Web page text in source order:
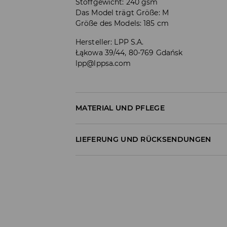
Stoffgewicht: 240 gsm
Das Model trägt Größe: M
Größe des Models: 185 cm
Hersteller: LPP S.A.
Łąkowa 39/44, 80-769 Gdańsk
lpp@lppsa.com
MATERIAL UND PFLEGE
Material I : 100% BAUMWOLLE
MASCHINENWÄSCHE BIS MAX. 30° C -
LIEFERUNG UND RÜCKSENDUNGEN